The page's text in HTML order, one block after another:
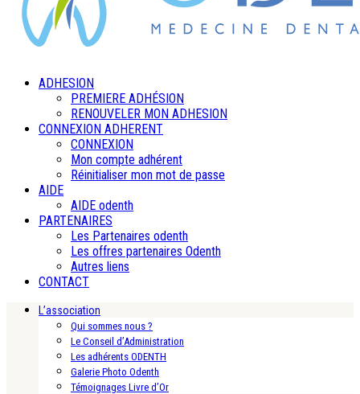
ADHESION
PREMIERE ADHÉSION
RENOUVELER MON ADHESION
CONNEXION ADHERENT
CONNEXION
Mon compte adhérent
Réinitialiser mon mot de passe
AIDE
AIDE odenth
PARTENAIRES
Les Partenaires odenth
Les offres partenaires Odenth
Autres liens
CONTACT
L’association
Qui sommes nous ?
Le Conseil d’Administration
Les adhérents ODENTH
Galerie Photo Odenth
Témoignages Livre d’Or